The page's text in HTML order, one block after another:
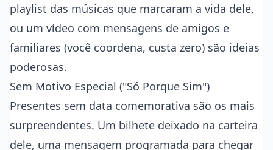
playlist das músicas que marcaram a vida dele,
ou um vídeo com mensagens de amigos e
familiares (você coordena, custa zero) são ideias
poderosas.
Sem Motivo Especial ("Só Porque Sim")
Presentes sem data comemorativa são os mais
surpreendentes. Um bilhete deixado na carteira
dele, uma mensagem programada para chegar